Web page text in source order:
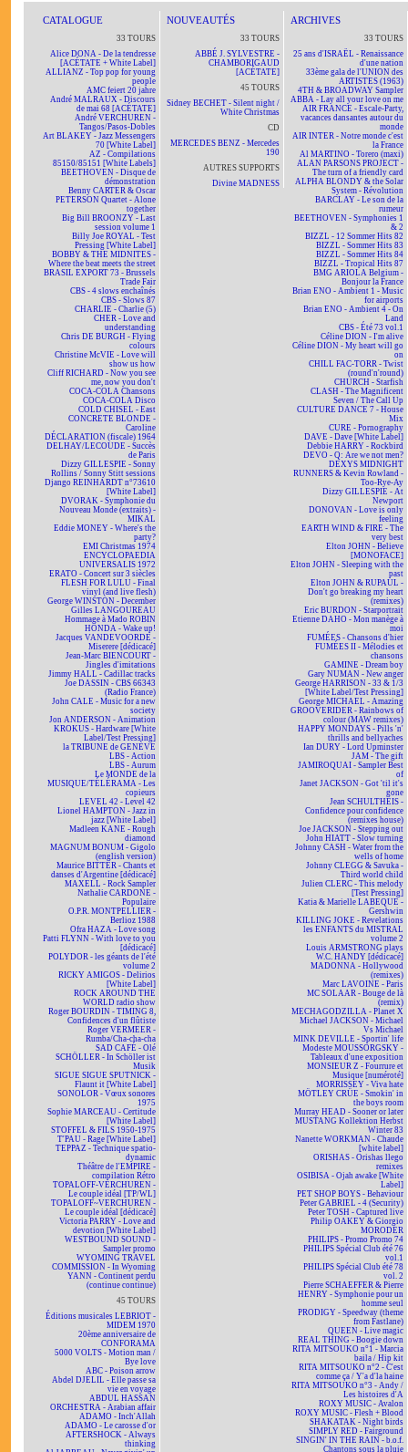
CATALOGUE
33 TOURS
Alice DONA - De la tendresse
[ACÉTATE + White Label]
ALLIANZ - Top pop for young
people
AMC feiert 20 jahre
André MALRAUX - Discours
de mai 68 [ACÉTATE]
André VERCHUREN -
Tangos/Pasos-Dobles
Art BLAKEY - Jazz Messengers
70 [White Label]
AZ - Compilations
85150/85151 [White Labels]
BEETHOVEN - Disque de
démonstration
Benny CARTER & Oscar
PETERSON Quartet - Alone
together
Big Bill BROONZY - Last
session volume 1
Billy Joe ROYAL - Test
Pressing [White Label]
BOBBY & THE MIDNITES -
Where the beat meets the street
BRASIL EXPORT 73 - Brussels
Trade Fair
CBS - 4 slows enchaînés
CBS - Slows 87
CHARLIE - Charlie (5)
CHER - Love and
understanding
Chris DE BURGH - Flying
colours
Christine McVIE - Love will
show us how
Cliff RICHARD - Now you see
me, now you don't
COCA-COLA Chansons
COCA-COLA Disco
COLD CHISEL - East
CONCRETE BLONDE -
Caroline
DÉCLARATION (fiscale) 1964
DELHAY/LECOUDE - Succès
de Paris
Dizzy GILLESPIE - Sonny
Rollins / Sonny Stitt sessions
Django REINHARDT n°73610
[White Label]
DVORAK - Symphonie du
Nouveau Monde (extraits) -
MIKAL
Eddie MONEY - Where's the
party?
EMI Christmas 1974
ENCYCLOPAEDIA
UNIVERSALIS 1972
ERATO - Concert sur 3 siècles
FLESH FOR LULU - Final
vinyl (and live flesh)
George WINSTON - December
Gilles LANGOUREAU
Hommage à Mado ROBIN
HONDA - Wake up!
Jacques VANDEVOORDE -
Miserere [dédicacé]
Jean-Marc BIENCOURT -
Jingles d'imitations
Jimmy HALL - Cadillac tracks
Joe DASSIN - CBS 66343
(Radio France)
John CALE - Music for a new
society
Jon ANDERSON - Animation
KROKUS - Hardware [White
Label/Test Pressing]
la TRIBUNE de GENÈVE
LBS - Action
LBS - Aurum
Le MONDE de la
MUSIQUE/TÉLÉRAMA - Les
copieurs
LEVEL 42 - Level 42
Lionel HAMPTON - Jazz in
jazz [White Label]
Madleen KANE - Rough
diamond
MAGNUM BONUM - Gigolo
(english version)
Maurice BITTER - Chants et
danses d'Argentine [dédicacé]
MAXELL - Rock Sampler
Nathalie CARDONE -
Populaire
O.P.R. MONTPELLIER -
Berlioz 1988
Ofra HAZA - Love song
Patti FLYNN - With love to you
[dédicacé]
POLYDOR - les géants de l'été
volume 2
RICKY AMIGOS - Delirios
[White Label]
ROCK AROUND THE
WORLD radio show
Roger BOURDIN - TIMING 8,
Confidences d'un flûtiste
Roger VERMEER -
Rumba/Cha-cha-cha
SAD CAFÉ - Olé
SCHÖLLER - In Schöller ist
Musik
SIGUE SIGUE SPUTNICK -
Flaunt it [White Label]
SONOLOR - Vœux sonores
1975
Sophie MARCEAU - Certitude
[White Label]
STOFFEL & FILS 1950-1975
T'PAU - Rage [White Label]
TEPPAZ - Technique spatio-
dynamic
Théâtre de l'EMPIRE -
compilation Rétro
TOPALOFF-VERCHUREN -
Le couple idéal [TP/WL]
TOPALOFF~VERCHUREN -
Le couple idéal [dédicacé]
Victoria PARRY - Love and
devotion [White Label]
WESTBOUND SOUND -
Sampler promo
WYOMING TRAVEL
COMMISSION - In Wyoming
YANN - Continent perdu
(continue continue)
45 TOURS
Éditions musicales LEBRIOT -
MIDEM 1970
20ème anniversaire de
CONFORAMA
5000 VOLTS - Motion man /
Bye love
ABC - Poison arrow
Abdel DJELIL - Elle passe sa
vie en voyage
ABDUL HASSAN
ORCHESTRA - Arabian affair
ADAMO - Inch'Allah
ADAMO - Le carosse d'or
AFTERSHOCK - Always
thinking
NOUVEAUTÉS
33 TOURS
ABBÉ J. SYLVESTRE -
CHAMBORIGAUD
[ACÉTATE]
45 TOURS
Sidney BECHET - Silent night /
White Christmas
CD
MERCEDES BENZ - Mercedes
190
AUTRES SUPPORTS
Divine MADNESS
ARCHIVES
33 TOURS
25 ans d'ISRAËL - Renaissance
d'une nation
33ème gala de l'UNION des
ARTISTES (1963)
4TH & BROADWAY Sampler
ABBA - Lay all your love on me
AIR FRANCE - Escale-Party,
vacances dansantes autour du
monde
AIR INTER - Notre monde c'est
la France
Al MARTINO - Torero (maxi)
ALAN PARSONS PROJECT -
The turn of a friendly card
ALPHA BLONDY & the Solar
System - Révolution
BARCLAY - Le son de la
rumeur
BEETHOVEN - Symphonies 1
& 2
BIZZL - 12 Sommer Hits 82
BIZZL - Sommer Hits 83
BIZZL - Sommer Hits 84
BIZZL - Tropical Hits 87
BMG ARIOLA Belgium -
Bonjour la France
Brian ENO - Ambient 1 - Music
for airports
Brian ENO - Ambient 4 - On
Land
CBS - Été 73 vol.1
Céline DION - I'm alive
Céline DION - My heart will go
on
CHILL FAC-TORR - Twist
(round'n'round)
CHURCH - Starfish
CLASH - The Magnificent
Seven / The Call Up
CULTURE DANCE 7 - House
Mix
CURE - Pornography
DAVE - Dave [White Label]
Debbie HARRY - Rockbird
DEVO - Q: Are we not men?
DEXYS MIDNIGHT
RUNNERS & Kevin Rowland -
Too-Rye-Ay
Dizzy GILLESPIE - At
Newport
DONOVAN - Love is only
feeling
EARTH WIND & FIRE - The
very best
Elton JOHN - Believe
[MONOFACE]
Elton JOHN - Sleeping with the
past
Elton JOHN & RUPAUL -
Don't go breaking my heart
(remixes)
Eric BURDON - Starportrait
Etienne DAHO - Mon manège à
moi
FUMÉES - Chansons d'hier
FUMÉES II - Mélodies et
chansons
GAMINE - Dream boy
Gary NUMAN - New anger
George HARRISON - 33 & 1/3
[White Label/Test Pressing]
George MICHAEL - Amazing
GROOVERIDER - Rainbows of
colour (MAW remixes)
HAPPY MONDAYS - Pills 'n'
thrills and bellyaches
Ian DURY - Lord Upminster
JAM - The gift
JAMIROQUAI - Sampler Best
of
Janet JACKSON - Got 'til it's
gone
Jean SCHULTHEIS -
Confidence pour confidence
(remixes house)
Joe JACKSON - Stepping out
John HIATT - Slow turning
Johnny CASH - Water from the
wells of home
Johnny CLEGG & Savuka -
Third world child
Julien CLERC - This melody
[Test Pressing]
Katia & Marielle LABEQUE -
Gershwin
KILLING JOKE - Revelations
les ENFANTS du MISTRAL
volume 2
Louis ARMSTRONG plays
W.C. HANDY [dédicacé]
MADONNA - Hollywood
(remixes)
Marc LAVOINE - Paris
MC SOLAAR - Bouge de là
(remix)
MECHAGODZILLA - Planet X
Michael JACKSON - Michael
Vs Michael
MINK DEVILLE - Sportin' life
Modeste MOUSSORGSKY -
Tableaux d'une exposition
MONSIEUR Z - Fourrure et
Musique [numéroté]
MORRISSEY - Viva hate
MÖTLEY CRÜE - Smokin' in
the boys room
Murray HEAD - Sooner or later
MUSTANG Kollektion Herbst
Winter 83
Nanette WORKMAN - Chaude
[white label]
ORISHAS - Orishas llego
remixes
OSIBISA - Ojah awake [White
Label]
PET SHOP BOYS - Behaviour
Peter GABRIEL - 4 (Security)
Peter TOSH - Captured live
Philip OAKEY & Giorgio
MORODER
PHILIPS - Promo Promo 74
PHILIPS Spécial Club été 76
vol.1
PHILIPS Spécial Club été 78
vol. 2
Pierre SCHAEFFER & Pierre
HENRY - Symphonie pour un
homme seul
PRODIGY - Speedway (theme
from Fastlane)
QUEEN - Live magic
REAL THING - Boogie down
RITA MITSOUKO n°1 - Marcia
baila / Hip kit
RITA MITSOUKO n°2 - C'est
comme ça / Y'a d'la haine
RITA MITSOUKO n°3 - Andy /
Les histoires d'A
ROXY MUSIC - Avalon
ROXY MUSIC - Flesh + Blood
SHAKATAK - Night birds
SIMPLY RED - Fairground
SINGIN' IN THE RAIN - b.o.f.
Chantons sous la pluie